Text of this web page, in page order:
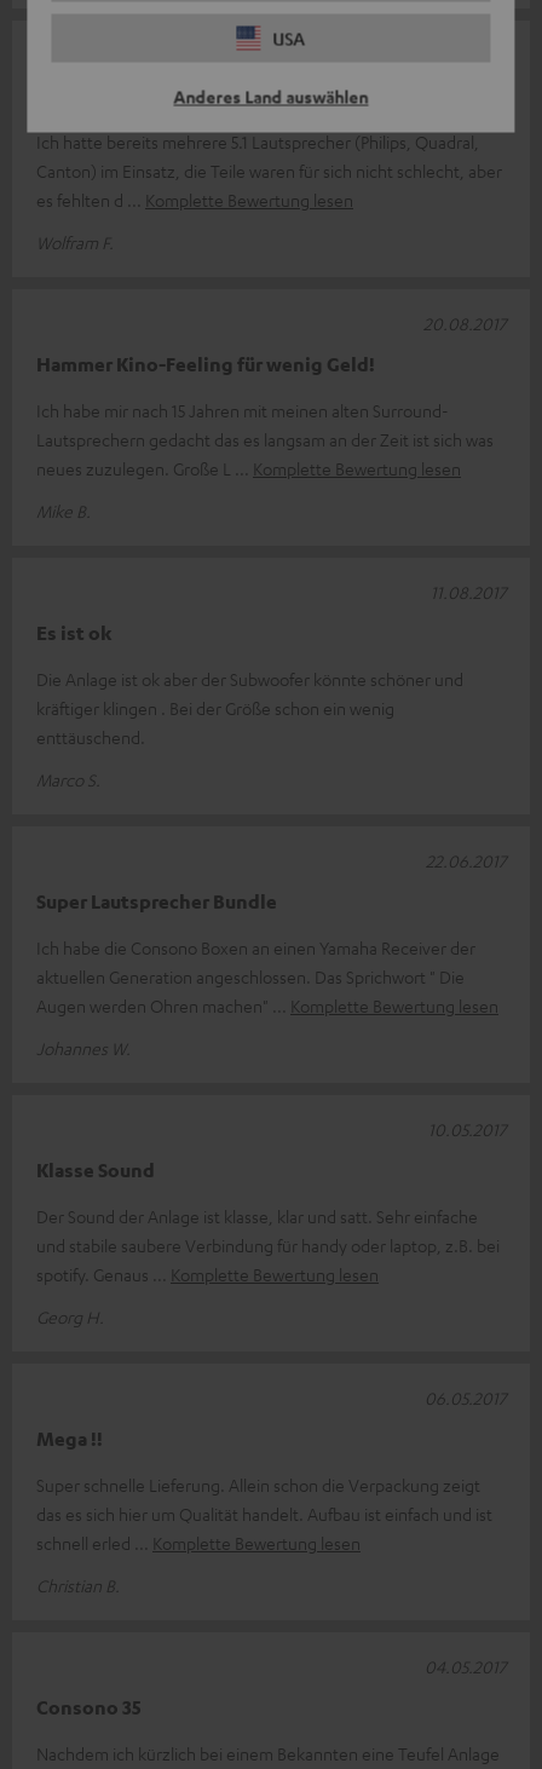
USA
Anderes Land auswählen
sehr gute Lautsprecher für diesen Preis!
Ich hatte bereits mehrere 5.1 Lautsprecher (Philips, Quadral,
Canton) im Einsatz, die Teile waren für sich nicht schlecht, aber
es fehlten d
Komplette Bewertung lesen
Wolfram F.
Hammer Kino-Feeling für wenig Geld!
Ich habe mir nach 15 Jahren mit meinen alten Surround-
Lautsprechern gedacht das es langsam an der Zeit ist sich was
neues zuzulegen. Große L
Komplette Bewertung lesen
Mike B.
20.08.2017
Es ist ok
Die Anlage ist ok aber der Subwoofer könnte schöner und
kräftiger klingen . Bei der Größe schon ein wenig
enttäuschend.
Marco S.
11.08.2017
Super Lautsprecher Bundle
Ich habe die Consono Boxen an einen Yamaha Receiver der
aktuellen Generation angeschlossen. Das Sprichwort " Die
Augen werden Ohren machen"
Komplette Bewertung lesen
Johannes W.
22.06.2017
Klasse Sound
Der Sound der Anlage ist klasse, klar und satt. Sehr einfache
und stabile saubere Verbindung für handy oder laptop, z.B. bei
spotify. Genaus
Komplette Bewertung lesen
Georg H.
10.05.2017
Mega !!
Super schnelle Lieferung. Allein schon die Verpackung zeigt
das es sich hier um Qualität handelt. Aufbau ist einfach und ist
schnell erled
Komplette Bewertung lesen
Christian B.
06.05.2017
Consono 35
Nachdem ich kürzlich bei einem Bekannten eine Teufel Anlage
04.05.2017